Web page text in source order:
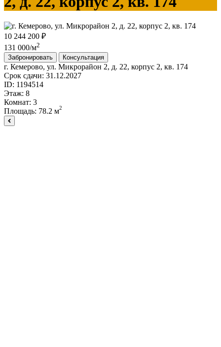
10 244 200 ₽
131 000/м2
Забронировать
Консультация
г. Кемерово, ул. Микрорайон 2, д. 22, корпус 2, кв. 174
Срок сдачи: 31.12.2027
ID: 1194514
Этаж: 8
Комнат: 3
Площадь: 78.2 м2